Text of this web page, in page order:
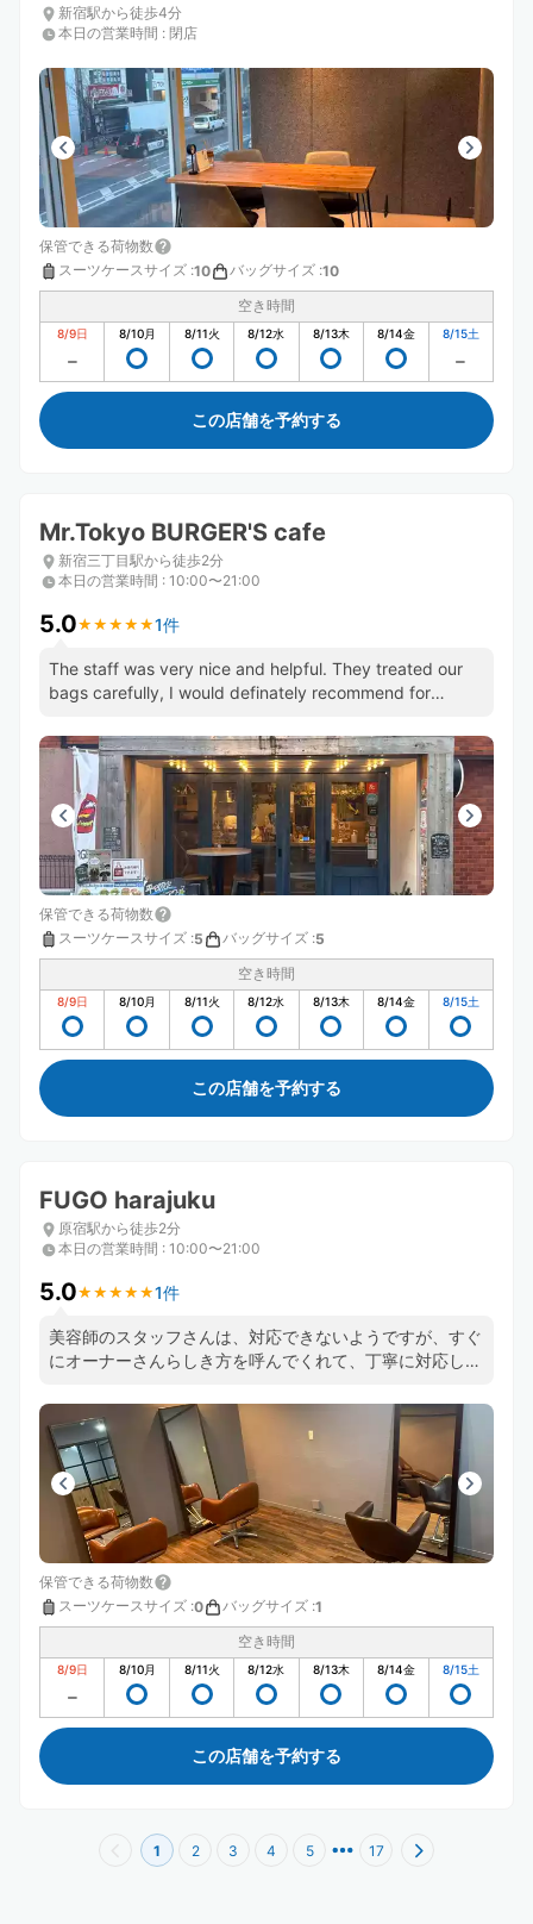
新宿駅から徒歩4分
本日の営業時間 : 閉店
保管できる荷物数
スーツケースサイズ :10 バッグサイズ :10
空き時間
8/9日 8/10月 8/11火 8/12水 8/13木 8/14金 8/15土
この店舗を予約する
Mr.Tokyo BURGER'S cafe
新宿三丁目駅から徒歩2分
本日の営業時間 : 10:00〜21:00
5.0★ ★ ★ ★ ★
★ ★ ★ ★ ★1件
The staff was very nice and helpful. They treated our
bags carefully, I would definately recommend for
保管できる荷物数
スーツケースサイズ :5 バッグサイズ :5
空き時間
8/9日 8/10月 8/11火 8/12水 8/13木 8/14金 8/15土
この店舗を予約する
FUGO harajuku
原宿駅から徒歩2分
本日の営業時間 : 10:00〜21:00
5.0★ ★ ★ ★ ★
★ ★ ★ ★ ★1件
美容師のスタッフさんは、対応できないようですが、すぐ
にオーナーさんらしき方を呼んでくれて、丁寧に対応して
が、それも荷物受け取りの際に教えてくれました。駅近で
最高だと思います。
保管できる荷物数
スーツケースサイズ :0 バッグサイズ :1
空き時間
8/9日 8/10月 8/11火 8/12水 8/13木 8/14金 8/15土
この店舗を予約する
1 2 3 4 5 17